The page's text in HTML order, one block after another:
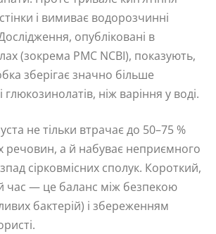
і вимиває водорозчинні
опубліковані в
(зокрема PMC NCBI), показують,
зберігає значно більше
глюкозинолатів, ніж варіння у воді.
не тільки втрачає до 50–75 %
речовин, а й набуває неприємного
сірковмісних сполук. Короткий,
час — це баланс між безпекою
бактерій) і збереженням